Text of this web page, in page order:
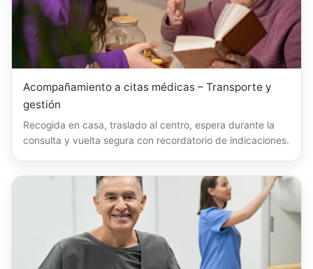
Acompañamiento a citas médicas – Transporte y
gestión
Recogida en casa, traslado al centro, espera durante la
consulta y vuelta segura con recordatorio de indicaciones.